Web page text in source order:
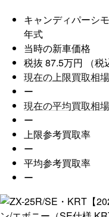
キャンディパーシ
年式
当時の新車価格
税抜
現在の上限買取相
ー
現在の平均買取相
ー
上限参考買取率
ー
平均参考買取率
ー